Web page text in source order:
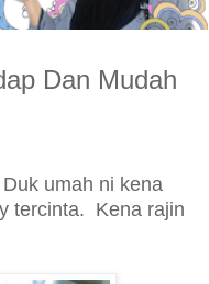
Dan Mudah
umah ni kena
tercinta. Kena rajin